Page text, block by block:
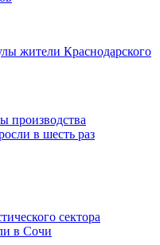
жители Краснодарского
производства
в шесть раз
сектора
в Сочи